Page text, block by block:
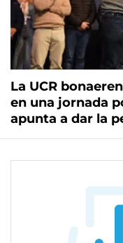
La UCR
en una jornada
apunta a dar la